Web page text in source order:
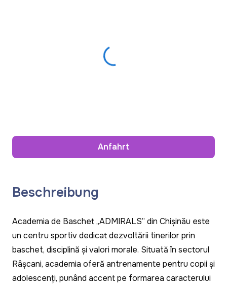
Beschreibung
Academia de Baschet „ADMIRALS” din Chișinău este
un centru sportiv dedicat dezvoltării tinerilor prin
baschet, disciplină și valori morale. Situată în sectorul
Râșcani, academia oferă antrenamente pentru copii și
adolescenți, punând accent pe formarea caracterului
Anfahrt